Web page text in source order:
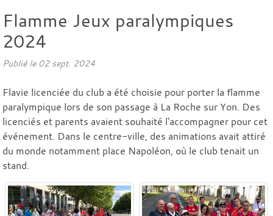
Flamme Jeux paralympiques
2024
Publié le 02 sept. 2024
Flavie licenciée du club a été choisie pour porter la flamme
paralympique lors de son passage à La Roche sur Yon. Des
licenciés et parents avaient souhaité l'accompagner pour cet
événement. Dans le centre-ville, des animations avait attiré
du monde notamment place Napoléon, où le club tenait un
stand.